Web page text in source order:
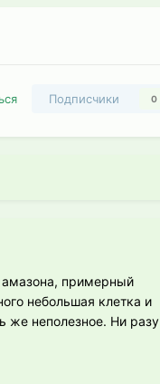
Подписчики 0
амазона, примерный
небольшая клетка и
же неполезное. Ни разу